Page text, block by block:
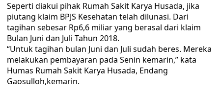
Seperti diakui pihak Rumah Sakit Karya Husada, jika
piutang klaim BPJS Kesehatan telah dilunasi. Dari
tagihan sebesar Rp6,6 miliar yang berasal dari klaim
Bulan Juni dan Juli Tahun 2018.
“Untuk tagihan bulan Juni dan Juli sudah beres. Mereka
melakukan pembayaran pada Senin kemarin,” kata
Humas Rumah Sakit Karya Husada, Endang
Gaosulloh,kemarin.